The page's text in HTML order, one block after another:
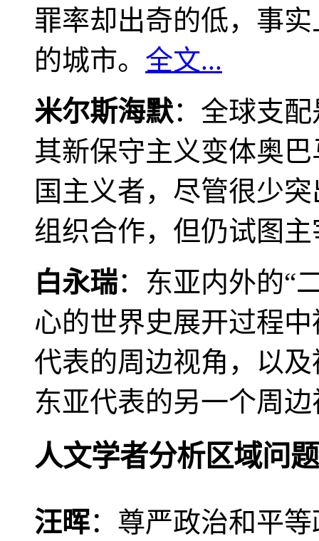
罪率却出奇的低，事
的城市。 全文...
米尔斯海默：全球支
其新保守主义变体奥
国主义者，尽管很少
组织合作，但仍试图
白永瑞：东亚内外的“
心的世界史展开过程
代表的周边视角，以
东亚代表的另一个周
人文学者分析区域问题
汪晖：尊严政治和平